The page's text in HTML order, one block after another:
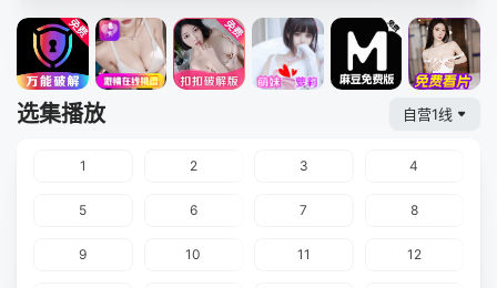
选集播放 自营1线
1 2 3 4
5 6 7 8
9 10 11 12